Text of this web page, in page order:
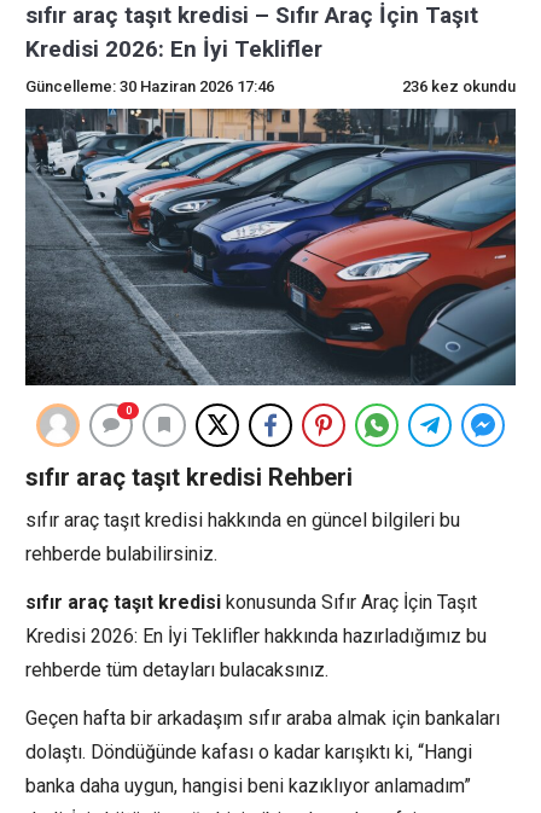
sıfır araç taşıt kredisi – Sıfır Araç İçin Taşıt
Kredisi 2026: En İyi Teklifler
Güncelleme: 30 Haziran 2026 17:46 236 kez okundu
0
sıfır araç taşıt kredisi Rehberi
sıfır araç taşıt kredisi hakkında en güncel bilgileri bu
rehberde bulabilirsiniz.
sıfır araç taşıt kredisi konusunda Sıfır Araç İçin Taşıt
Kredisi 2026: En İyi Teklifler hakkında hazırladığımız bu
rehberde tüm detayları bulacaksınız.
Geçen hafta bir arkadaşım sıfır araba almak için bankaları
dolaştı. Döndüğünde kafası o kadar karışıktı ki, “Hangi
banka daha uygun, hangisi beni kazıklıyor anlamadım”